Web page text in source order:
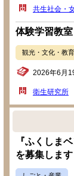
共生社会・
体験学習教室
観光・文化・教育
2026年6月
衛生研究所
『ふくしま
を募集します